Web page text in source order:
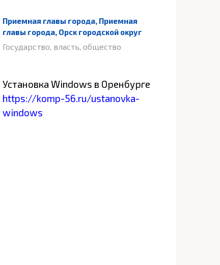
Приемная главы города, Приемная
главы города, Орск городской округ
Государство, власть, общество
Установка Windows в Оренбурге
https://komp-56.ru/ustanovka-
windows